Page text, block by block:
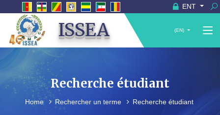
ENT
ISSEA (EN)
Recherche étudiant
Home Rechercher un terme Recherche étudiant